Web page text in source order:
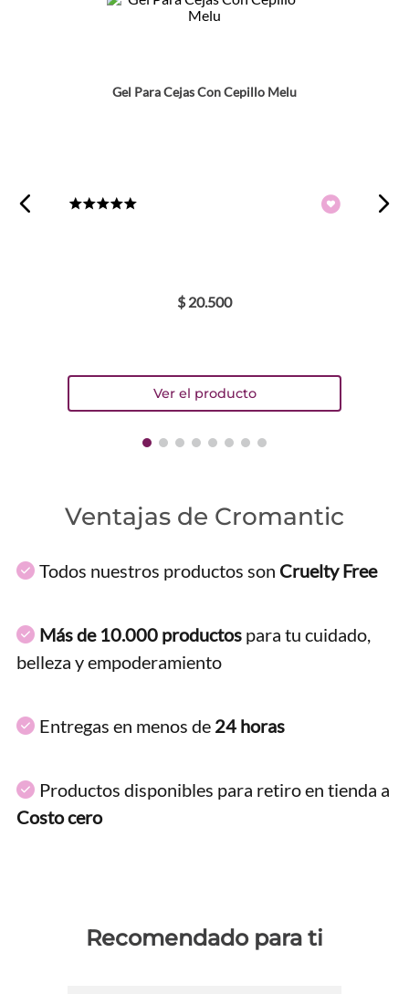
Gel Para Cejas Con Cepillo Melu
$ 20.500
Ventajas de Cromantic
Todos nuestros productos son Cruelty Free
Más de 10.000 productos para tu cuidado,
belleza y empoderamiento
Entregas en menos de 24 horas
Productos disponibles para retiro en tienda a
Costo cero
Recomendado para ti